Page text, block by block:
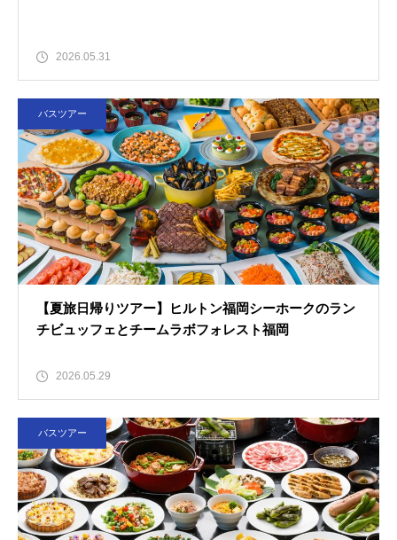
2026.05.31
バスツアー
【夏旅日帰りツアー】ヒルトン福岡シーホークのラン
チビュッフェとチームラボフォレスト福岡
2026.05.29
バスツアー